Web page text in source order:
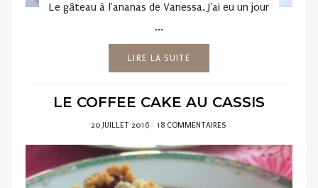
Le gâteau à l'ananas de Vanessa. J'ai eu un jour
...
LIRE LA SUITE
LE COFFEE CAKE AU CASSIS
POSTED
ON
20 JUILLET 2016 18 COMMENTAIRES